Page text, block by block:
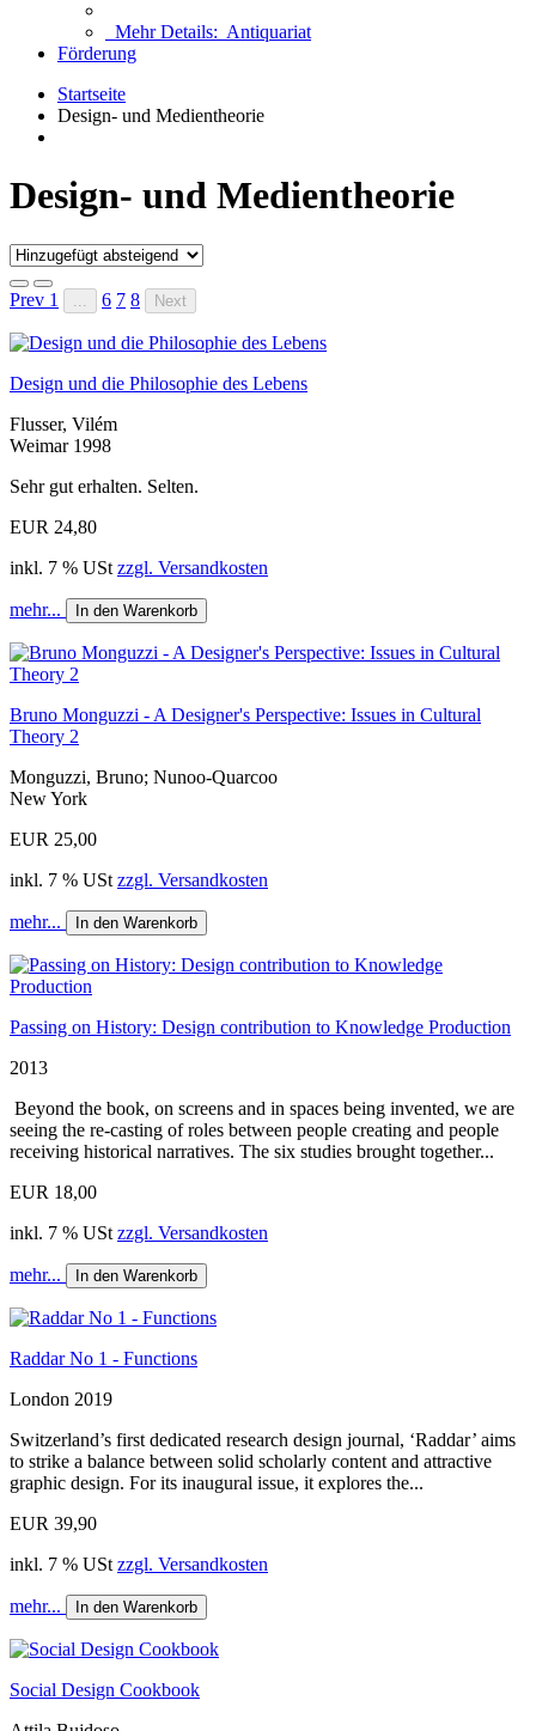
Mehr Details: Antiquariat
Förderung
Startseite
Design- und Medientheorie
Design- und Medientheorie
Prev 1 6 7 8 Next
Design und die Philosophie des Lebens
Flusser, Vilém
Weimar 1998
Sehr gut erhalten. Selten.
EUR 24,80
inkl. 7 % USt zzgl. Versandkosten
mehr... In den Warenkorb
Bruno Monguzzi - A Designer's Perspective: Issues in Cultural
Theory 2
Monguzzi, Bruno; Nunoo-Quarcoo
New York
EUR 25,00
inkl. 7 % USt zzgl. Versandkosten
mehr... In den Warenkorb
Passing on History: Design contribution to Knowledge Production
2013
Beyond the book, on screens and in spaces being invented, we are
seeing the re-casting of roles between people creating and people
receiving historical narratives. The six studies brought together...
EUR 18,00
inkl. 7 % USt zzgl. Versandkosten
mehr... In den Warenkorb
Raddar No 1 - Functions
London 2019
Switzerland’s first dedicated research design journal, ‘Raddar’ aims
to strike a balance between solid scholarly content and attractive
graphic design. For its inaugural issue, it explores the...
EUR 39,90
inkl. 7 % USt zzgl. Versandkosten
mehr... In den Warenkorb
Social Design Cookbook